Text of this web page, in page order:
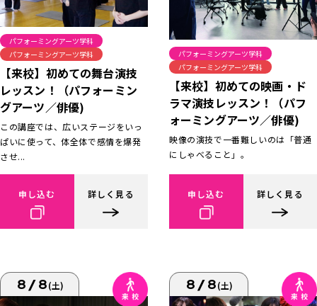
パフォーミングアーツ学科
パフォーミングアーツ学科
【来校】初めての舞台演技
レッスン！（パフォーミン
グアーツ／俳優)
この講座では、広いステージをいっ
ぱいに使って、体全体で感情を爆発
させ...
申し込む 詳しく見る
パフォーミングアーツ学科
パフォーミングアーツ学科
【来校】初めての映画・ド
ラマ演技レッスン！（パフ
ォーミングアーツ／俳優)
映像の演技で一番難しいのは「普通
にしゃべること」。
申し込む 詳しく見る
8/8(土) 8/8(土)